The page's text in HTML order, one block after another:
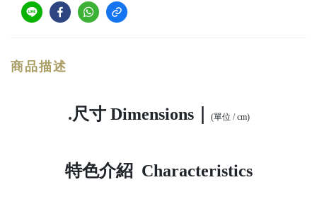
商品描述
.尺寸 Dimensions｜ (單位 / cm)
特色介紹 Characteristics